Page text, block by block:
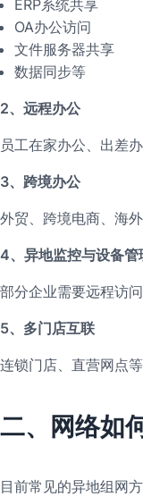
ERP系统共享
OA办公访问
文件服务器共享
数据同步等
2、远程办公
员工在家办公、出差
3、跨境办公
外贸、跨境电商、海
4、异地监控与设备管
部分企业需要远程访
5、多门店互联
连锁门店、直营网点
二、网络如
目前常见的异地组网